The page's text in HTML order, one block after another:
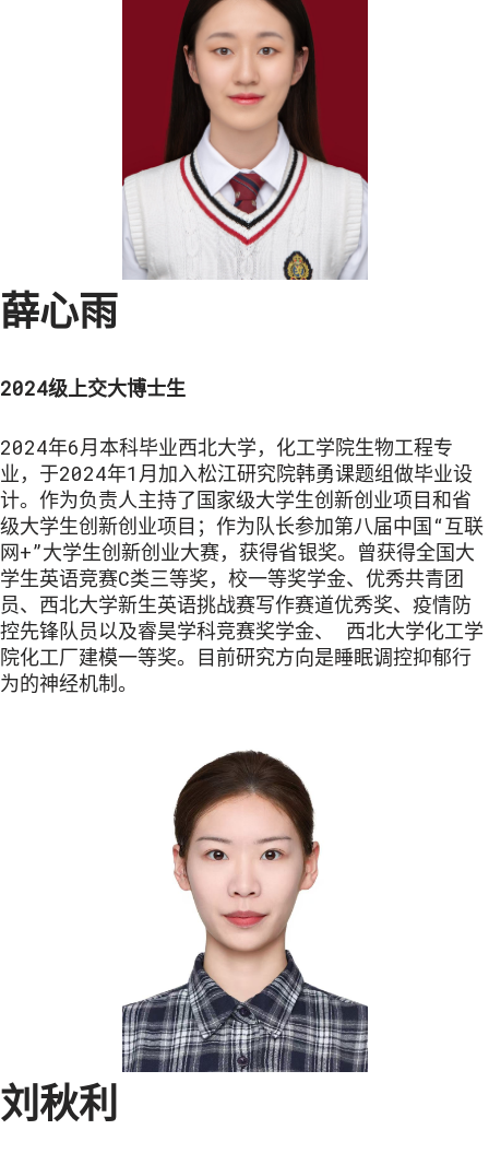
薛心雨
2024级上交大博士生
2024年6月本科毕业西北大学，化工学院生物工程专
业，于2024年1月加入松江研究院韩勇课题组做毕业设
计。作为负责人主持了国家级大学生创新创业项目和省
级大学生创新创业项目；作为队长参加第八届中国“互联
网+”大学生创新创业大赛，获得省银奖。曾获得全国大
学生英语竞赛C类三等奖，校一等奖学金、优秀共青团
员、西北大学新生英语挑战赛写作赛道优秀奖、疫情防
控先锋队员以及睿昊学科竞赛奖学金、 西北大学化工学
院化工厂建模一等奖。目前研究方向是睡眠调控抑郁行
为的神经机制。
刘秋利